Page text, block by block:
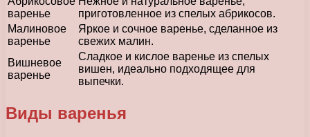
варенье
приготовленное из спелых абрикосов.
Малиновое
варенье
Яркое и сочное варенье, сделанное из
свежих малин.
Вишневое
варенье
Сладкое и кислое варенье из спелых
вишен, идеально подходящее для
выпечки.
Виды варенья